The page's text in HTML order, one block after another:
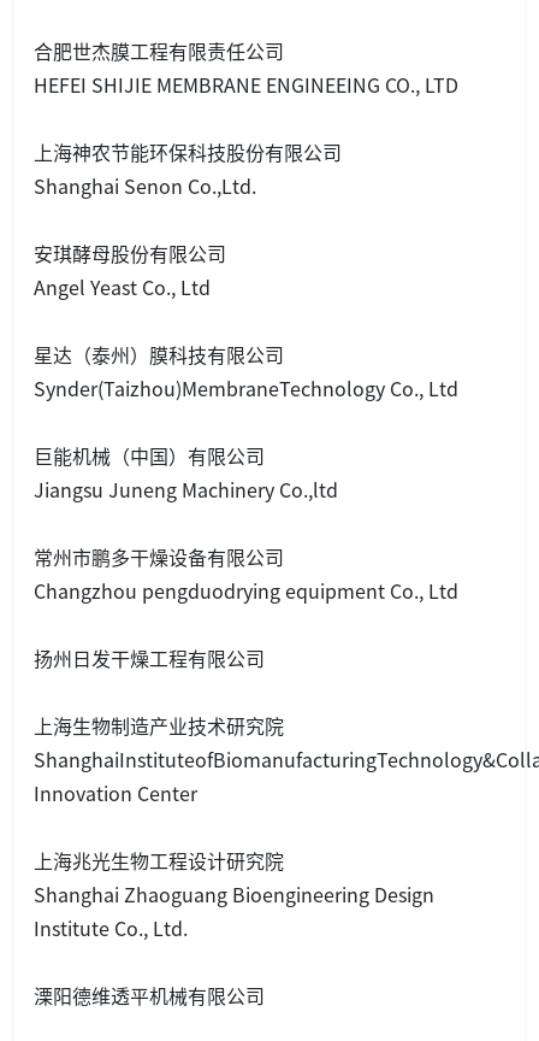
合肥世杰膜工程有限责任公司
HEFEI SHIJIE MEMBRANE ENGINEEING CO., LTD
上海神农节能环保科技股份有限公司
Shanghai Senon Co.,Ltd.
安琪酵母股份有限公司
Angel Yeast Co., Ltd
星达（泰州）膜科技有限公司
Synder(Taizhou)MembraneTechnology Co., Ltd
巨能机械（中国）有限公司
Jiangsu Juneng Machinery Co.,ltd
常州市鹏多干燥设备有限公司
Changzhou pengduodrying equipment Co., Ltd
扬州日发干燥工程有限公司
上海生物制造产业技术研究院
Innovation Center
上海兆光生物工程设计研究院
Shanghai Zhaoguang Bioengineering Design
Institute Co., Ltd.
溧阳德维透平机械有限公司